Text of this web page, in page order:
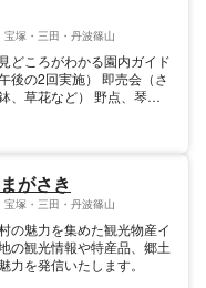
宝塚・三田・丹波篠山
どころがわかる園内ガイド
後の2回実施） 即売会（さ
、草花など） 野点、琴演
がさき
宝塚・三田・丹波篠山
の魅力を集めた観光物産イ
の観光情報や特産品、郷土
力を発信いたします。